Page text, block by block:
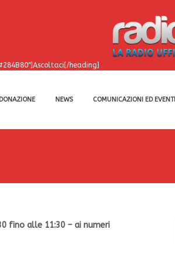
heading]
NEWS COMUNICAZIONI ED EVENTI
fino alle 11:30 – ai numeri